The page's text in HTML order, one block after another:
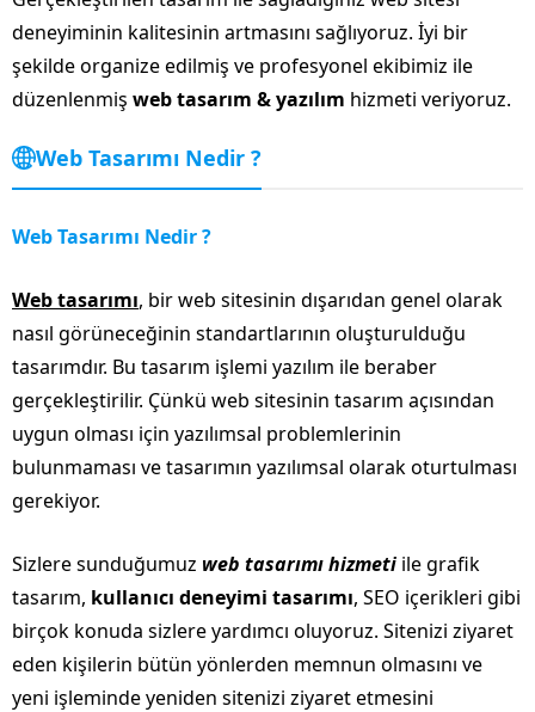
deneyiminin kalitesinin artmasını sağlıyoruz. İyi bir
şekilde organize edilmiş ve profesyonel ekibimiz ile
düzenlenmiş web tasarım & yazılım hizmeti veriyoruz.
Web Tasarımı Nedir ?
Web Tasarımı Nedir ?
Web tasarımı, bir web sitesinin dışarıdan genel olarak
nasıl görüneceğinin standartlarının oluşturulduğu
tasarımdır. Bu tasarım işlemi yazılım ile beraber
gerçekleştirilir. Çünkü web sitesinin tasarım açısından
uygun olması için yazılımsal problemlerinin
bulunmaması ve tasarımın yazılımsal olarak oturtulması
gerekiyor.
Sizlere sunduğumuz web tasarımı hizmeti ile grafik
tasarım, kullanıcı deneyimi tasarımı, SEO içerikleri gibi
birçok konuda sizlere yardımcı oluyoruz. Sitenizi ziyaret
eden kişilerin bütün yönlerden memnun olmasını ve
yeni işleminde yeniden sitenizi ziyaret etmesini